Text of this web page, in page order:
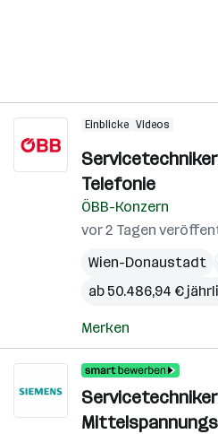
Einblicke Videos
Telefonie
ÖBB-Konzern
vor 2 Tagen
Wien-Donaustadt
ab 50.486,94 €
Merken